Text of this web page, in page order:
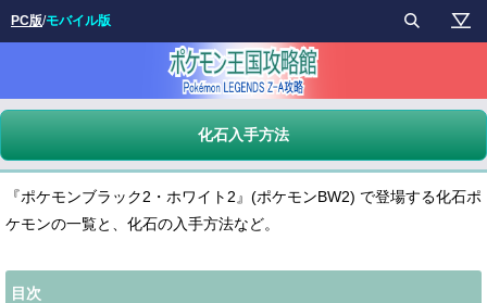
化石入手方法
『ポケモンブラック2・ホワイト2』(ポケモンBW2) で登場する化石ポ
ケモンの一覧と、化石の入手方法など。
目次
PC版/モバイル版